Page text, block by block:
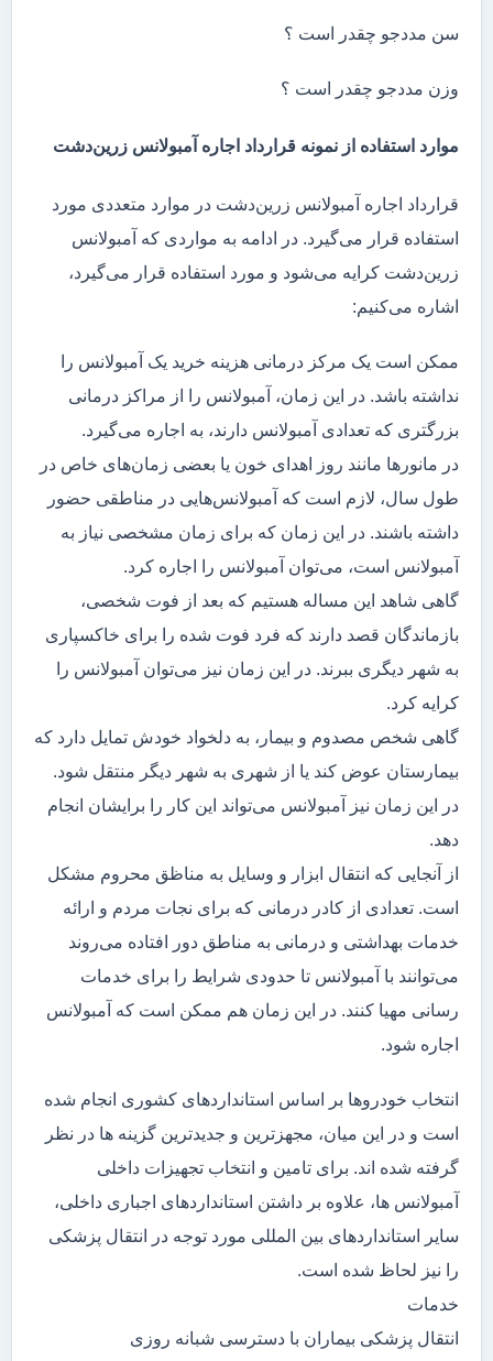
سن مددجو چقدر است ؟
وزن مددجو چقدر است ؟
موارد استفاده از نمونه قرارداد اجاره آمبولانس زرین‌دشت
قرارداد اجاره آمبولانس زرین‌دشت در موارد متعددی مورد
استفاده قرار می‌گیرد. در ادامه به مواردی که آمبولانس
زرین‌دشت کرایه می‌شود و مورد استفاده قرار می‌گیرد،
اشاره می‌کنیم:
ممکن است یک مرکز درمانی هزینه خرید یک آمبولانس را
نداشته باشد. در این زمان، آمبولانس را از مراکز درمانی
بزرگتری که تعدادی آمبولانس دارند، به اجاره می‌گیرد.
در مانور‌ها مانند روز اهدای خون یا بعضی زمان‌های خاص در
طول سال، لازم است که آمبولانس‌هایی در مناطقی حضور
داشته باشند. در این زمان که برای زمان مشخصی نیاز به
آمبولانس است، می‌توان آمبولانس را اجاره کرد.
گاهی شاهد این مساله هستیم که بعد از فوت شخصی،
بازماندگان قصد دارند که فرد فوت شده را برای خاکسپاری
به شهر دیگری ببرند. در این زمان نیز می‌توان آمبولانس را
کرایه کرد.
گاهی شخص مصدوم و بیمار، به دلخواد خودش تمایل دارد که
بیمارستان عوض کند یا از شهری به شهر دیگر منتقل شود.
در این زمان نیز آمبولانس می‌تواند این کار را برایشان انجام
دهد.
از آنجایی که انتقال ابزار و وسایل به مناظق محروم مشکل
است. تعدادی از کادر درمانی که برای نجات مردم و ارائه
خدمات بهداشتی و درمانی به مناطق دور افتاده می‌روند
می‌توانند با آمبولانس تا حدودی شرایط را برای خدمات
رسانی مهیا کنند. در این زمان هم ممکن است که آمبولانس
اجاره شود.
انتخاب خودروها بر اساس استانداردهای کشوری انجام شده
است و در این میان، مجهزترین و جدیدترین گزینه ها در نظر
گرفته شده اند. برای تامین و انتخاب تجهیزات داخلی
آمبولانس ها، علاوه بر داشتن استانداردهای اجباری داخلی،
سایر استانداردهای بین المللی مورد توجه در انتقال پزشکی
را نیز لحاظ شده است.
خدمات
انتقال پزشکی بیماران با دسترسی شبانه روزی